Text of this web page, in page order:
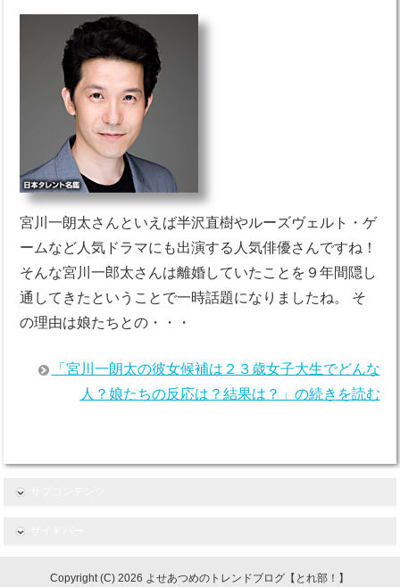
宮川一朗太さんといえば半沢直樹やルーズヴェルト・ゲ
ームなど人気ドラマにも出演する人気俳優さんですね！
そんな宮川一郎太さんは離婚していたことを９年間隠し
通してきたということで一時話題になりましたね。 そ
の理由は娘たちとの・・・
「宮川一朗太の彼女候補は２３歳女子大生でどんな
人？娘たちの反応は？結果は？」の続きを読む
Copyright (C) 2026 よせあつめのトレンドブログ【とれ部！】